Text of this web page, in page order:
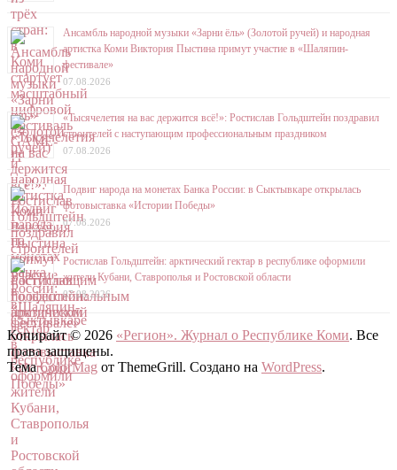
Ансамбль народной музыки «Зарни ёль» (Золотой ручей) и народная
артистка Коми Виктория Пыстина примут участие в «Шаляпин-
фестивале»
07.08.2026
«Тысячелетия на вас держится всё!»: Ростислав Гольдштейн поздравил
строителей с наступающим профессиональным праздником
07.08.2026
Подвиг народа на монетах Банка России: в Сыктывкаре открылась
фотовыставка «Истории Победы»
07.08.2026
Ростислав Гольдштейн: арктический гектар в республике оформили
жители Кубани, Ставрополья и Ростовской области
07.08.2026
Копирайт © 2026 «Регион». Журнал о Республике Коми. Все
права защищены.
ТемаColorMag от ThemeGrill. Создано на WordPress.